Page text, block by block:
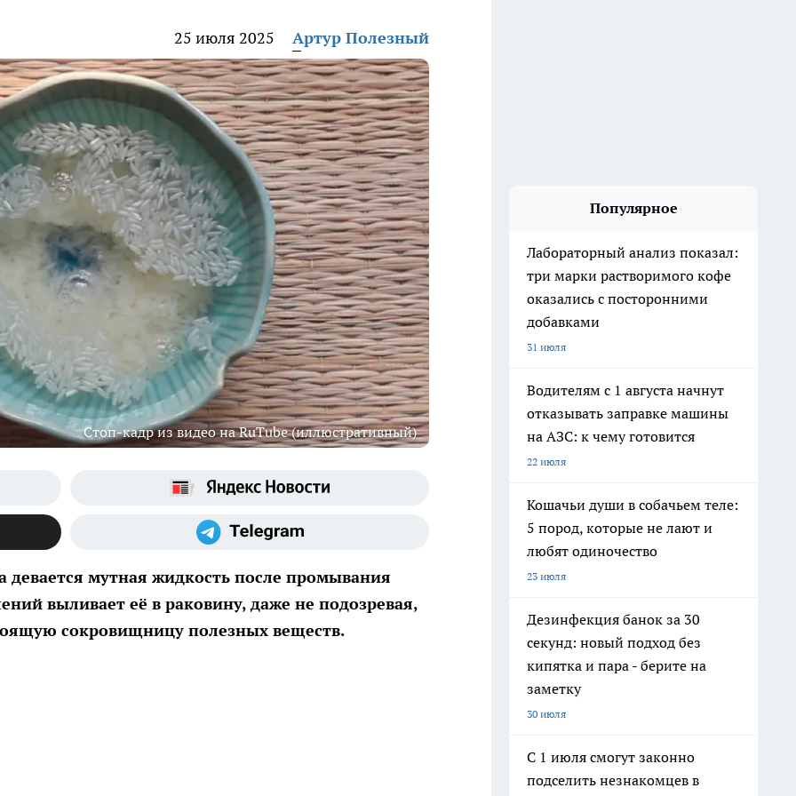
25 июля 2025 Артур Полезный
Стоп-кадр из видео на RuTube (иллюстративный)
девается мутная жидкость после промывания
выливает её в раковину, даже не подозревая,
сокровищницу полезных веществ.
Популярное
Лабораторный анализ показал:
три марки растворимого кофе
оказались с посторонними
добавками
31 июля
Водителям с 1 августа начнут
отказывать заправке машины
на АЗС: к чему готовится
22 июля
Кошачьи души в собачьем теле:
5 пород, которые не лают и
любят одиночество
23 июля
Дезинфекция банок за 30
секунд: новый подход без
кипятка и пара - берите на
заметку
30 июля
С 1 июля смогут законно
подселить незнакомцев в